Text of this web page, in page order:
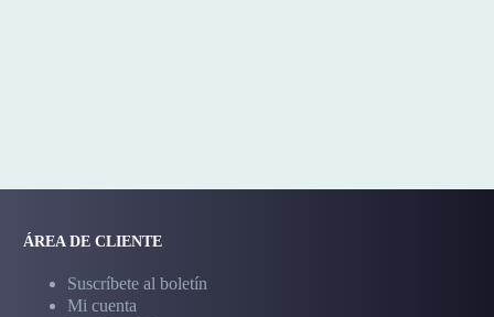
ÁREA DE CLIENTE
Suscríbete al boletín
Mi cuenta